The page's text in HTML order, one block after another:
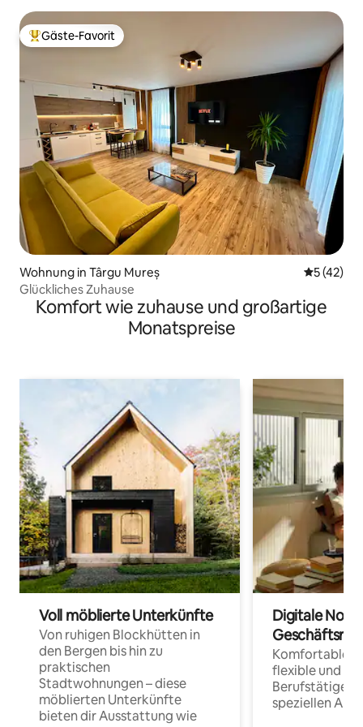
Beliebter Gäste-Favorit.
Gäste-Favorit
Wohnung in Târgu Mureș
5 (42)
Glückliches Zuhause
Komfort wie zuhause und großartige
Monatspreise
Voll möblierte Unterkünfte
Von ruhigen Blockhütten in
den Bergen bis hin zu
praktischen
Stadtwohnungen – diese
möblierten Unterkünfte
bieten dir Ausstattung wie
Digitale
Komfortable
flexible und
Berufstätige
speziellen